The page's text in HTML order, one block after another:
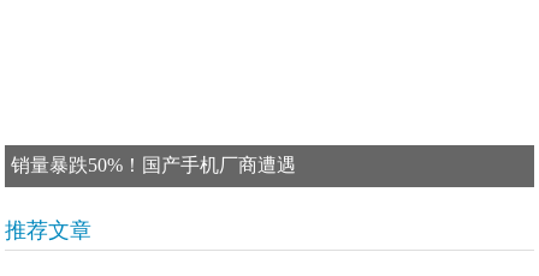
销量暴跌50%！国产手机厂商遭遇
推荐文章